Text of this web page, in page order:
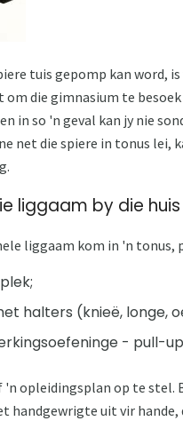
tuis gepomp kan word,
die gimnasium te
in so 'n geval kan jy nie
net die spiere in tonus
liggaam by die
liggaam kom in 'n
halters (knieë, longe,
- pull-
'n opleidingsplan op te stel.
handgewrigte uit vir